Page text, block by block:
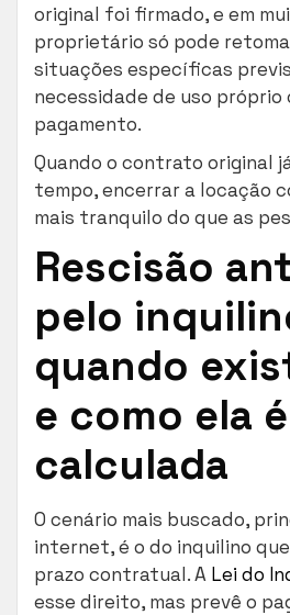
original foi firmado, e em
proprietário só pode
situações específicas
necessidade de uso
pagamento.
Quando o contrato original
tempo, encerrar a locação
mais tranquilo do que as
Rescisão
pelo
quando
e como ela é
calculada
O cenário mais buscado,
internet, é o do inquilino
prazo contratual. A Lei do
esse direito, mas prevê o